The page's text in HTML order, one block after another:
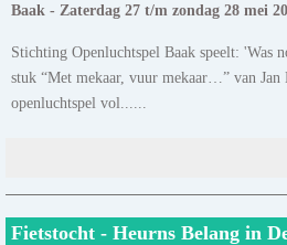
Baak - Zaterdag 27 t/m zondag 28 mei
Stichting Openluchtspel Baak speelt: 'Was
stuk “Met mekaar, vuur mekaar…” van Jan
openluchtspel vol......
Fietstocht - Heurns Belang in